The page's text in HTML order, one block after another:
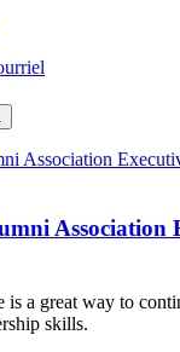
Association
is a great way to
skills.